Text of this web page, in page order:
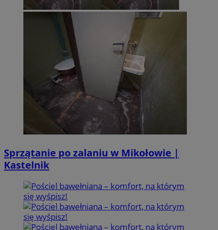
Sprzątanie po zalaniu w Mikołowie |
Kastelnik